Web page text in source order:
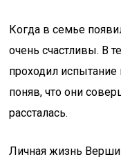
Когда в семье
очень счастливы. В
проходил
поняв, что они
рассталась.
Личная жизнь